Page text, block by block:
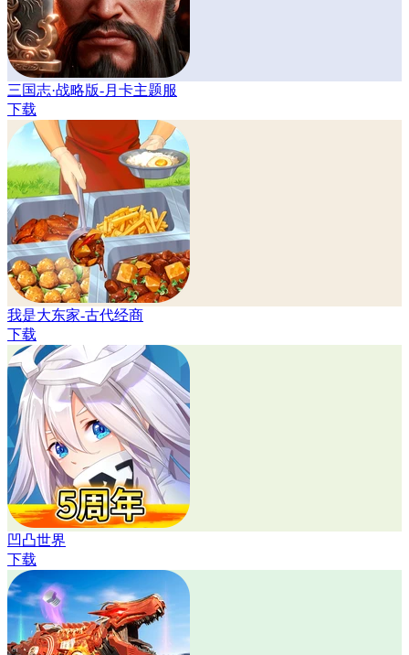
三国志·战略版-月卡主题服
下载
我是大东家-古代经商
下载
凹凸世界
下载